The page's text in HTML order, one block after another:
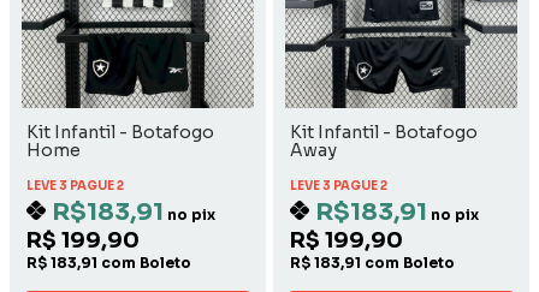
Kit Infantil - Botafogo
Home
LEVE 3 PAGUE 2
R$183,91 no pix
R$ 199,90
R$ 183,91 com Boleto
Kit Infantil - Botafogo
Away
LEVE 3 PAGUE 2
R$183,91 no pix
R$ 199,90
R$ 183,91 com Boleto